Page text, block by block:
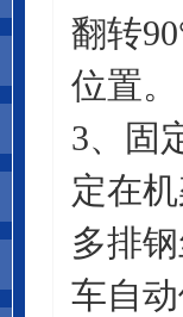
翻转
位置。
3、固
定在
多排
车自